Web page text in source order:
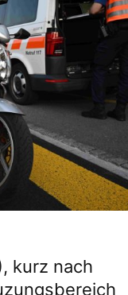
kurz nach